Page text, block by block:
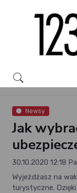
Newsy
Jak
30.10.2020 12:18
Wyjeżdżasz na
turystyczne.